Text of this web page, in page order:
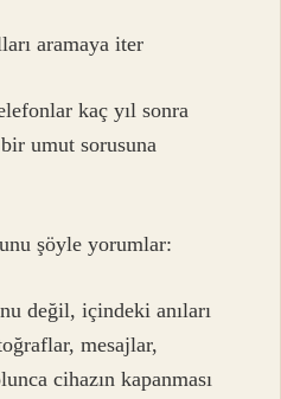
aramaya iter
kaç yıl sonra
bir umut sorusuna
şöyle yorumlar:
değil, içindeki anıları
mesajlar,
cihazın kapanması